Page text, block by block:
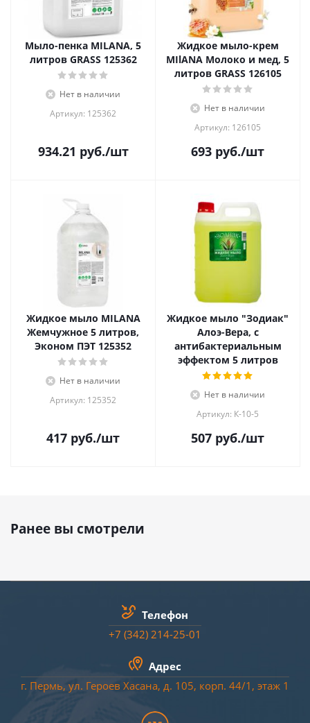
Мыло-пенка MILANA, 5
литров GRASS 125362
Нет в наличии
Артикул: 125362
934.21 руб./шт
Жидкое мыло-крем
MIlANA Молоко и мед, 5
литров GRASS 126105
Нет в наличии
Артикул: 126105
693 руб./шт
Жидкое мыло MILANA
Жемчужное 5 литров,
Эконом ПЭТ 125352
Нет в наличии
Артикул: 125352
417 руб./шт
Жидкое мыло "Зодиак"
Алоэ-Вера, с
антибактериальным
эффектом 5 литров
Нет в наличии
Артикул: К-10-5
507 руб./шт
Ранее вы смотрели
Телефон
+7 (342) 214-25-01
Адрес
г. Пермь, ул. Героев Хасана, д. 105, корп. 44/1 , этаж 1